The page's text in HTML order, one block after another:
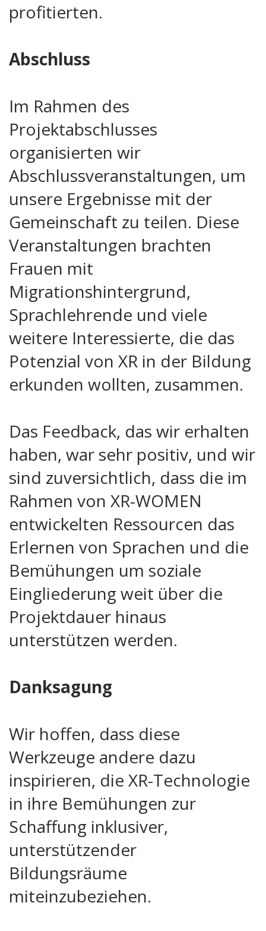
profitierten.
Abschluss
Im Rahmen des
Projektabschlusses
organisierten wir
Abschlussveranstaltungen, um
unsere Ergebnisse mit der
Gemeinschaft zu teilen. Diese
Veranstaltungen brachten
Frauen mit
Migrationshintergrund,
Sprachlehrende und viele
weitere Interessierte, die das
Potenzial von XR in der Bildung
erkunden wollten, zusammen.
Das Feedback, das wir erhalten
haben, war sehr positiv, und wir
sind zuversichtlich, dass die im
Rahmen von XR-WOMEN
entwickelten Ressourcen das
Erlernen von Sprachen und die
Bemühungen um soziale
Eingliederung weit über die
Projektdauer hinaus
unterstützen werden.
Danksagung
Wir hoffen, dass diese
Werkzeuge andere dazu
inspirieren, die XR-Technologie
in ihre Bemühungen zur
Schaffung inklusiver,
unterstützender
Bildungsräume
miteinzubeziehen.